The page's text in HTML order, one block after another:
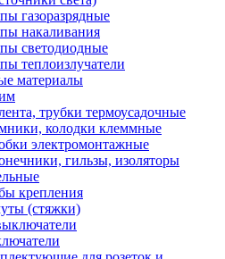
газоразрядные
накаливания
светодиодные
теплоизлучатели
материалы
трубки термоусадочные
колодки клеммные
электромонтажные
гильзы, изоляторы
крепления
(стяжки)